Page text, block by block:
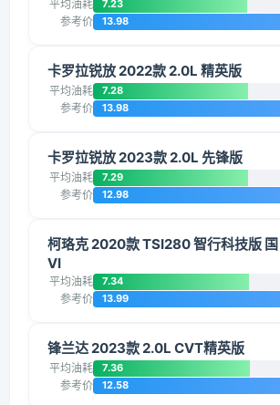
平均油耗 7.23
参考价 13.98
卡罗拉锐放 2022款 2.0L 精英版
平均油耗 7.28
参考价 13.98
卡罗拉锐放 2023款 2.0L 先锋版
平均油耗 7.29
参考价 12.98
柯珞克 2020款 TSI280 智行科技版 国
VI
平均油耗 7.34
参考价 13.99
锋兰达 2023款 2.0L CVT精英版
平均油耗 7.36
参考价 12.58